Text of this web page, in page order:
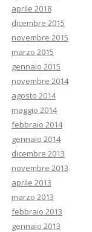
aprile 2018
dicembre 2015
novembre 2015
marzo 2015
gennaio 2015
novembre 2014
agosto 2014
maggio 2014
febbraio 2014
gennaio 2014
dicembre 2013
novembre 2013
aprile 2013
marzo 2013
febbraio 2013
gennaio 2013